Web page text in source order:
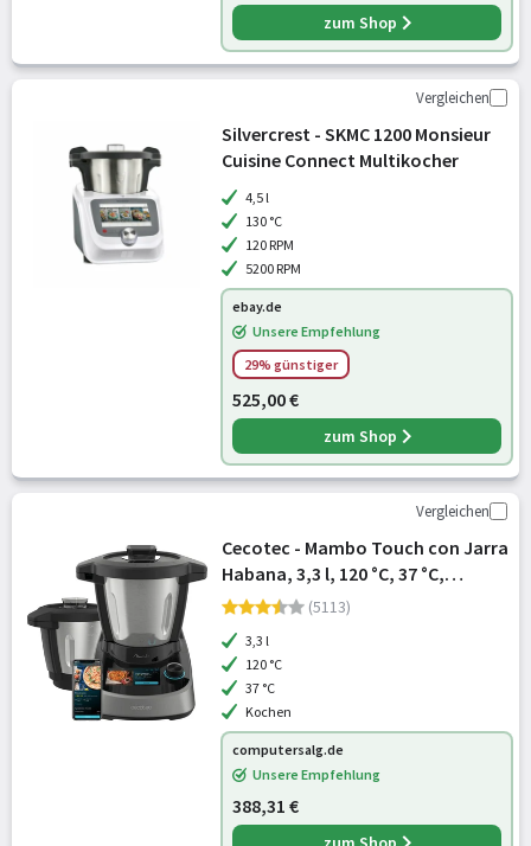
zum Shop
Vergleichen
Silvercrest - SKMC 1200 Monsieur
Cuisine Connect Multikocher
4,5 l
130 °C
120 RPM
5200 RPM
ebay.de
Unsere Empfehlung
29% günstiger
525,00 €
zum Shop
Vergleichen
Cecotec - Mambo Touch con Jarra
Habana, 3,3 l, 120 °C, 37 °C,
Kochen, Teig, Kneten, Slow
12,7 cm (5)
(5113)
3,3 l
120 °C
37 °C
Kochen
computersalg.de
Unsere Empfehlung
388,31 €